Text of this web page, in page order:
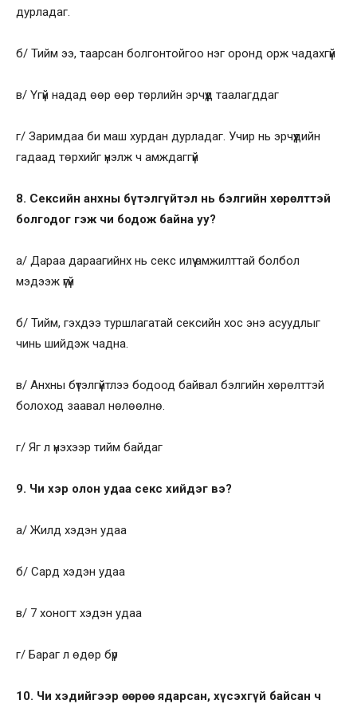
дурладаг.
б/ Тийм ээ, таарсан болгонтойгоо нэг оронд орж чадахгүй
в/ Үгүй надад өөр өөр төрлийн эрчүүд таалагддаг
г/ Заримдаа би маш хурдан дурладаг. Учир нь эрчүүдийн
гадаад төрхийг үнэлж ч амждаггүй
8. Сексийн анхны бүтэлгүйтэл нь бэлгийн хөрөлттэй
болгодог гэж чи бодож байна уу?
а/ Дараа дараагийнх нь секс илүү амжилттай болбол
мэдээж үгүй
б/ Тийм, гэхдээ туршлагатай сексийн хос энэ асуудлыг
чинь шийдэж чадна.
в/ Анхны бүтэлгүйтлээ бодоод байвал бэлгийн хөрөлттэй
болоход заавал нөлөөлнө.
г/ Яг л үнэхээр тийм байдаг
9. Чи хэр олон удаа секс хийдэг вэ?
а/ Жилд хэдэн удаа
б/ Сард хэдэн удаа
в/ 7 хоногт хэдэн удаа
г/ Бараг л өдөр бүр
10. Чи хэдийгээр өөрөө ядарсан, хүсэхгүй байсан ч